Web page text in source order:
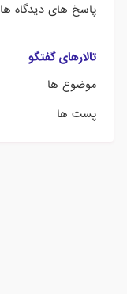
پاسخ های دیدگاه ها
تالارهای گفتگو
موضوع ها
پست ها